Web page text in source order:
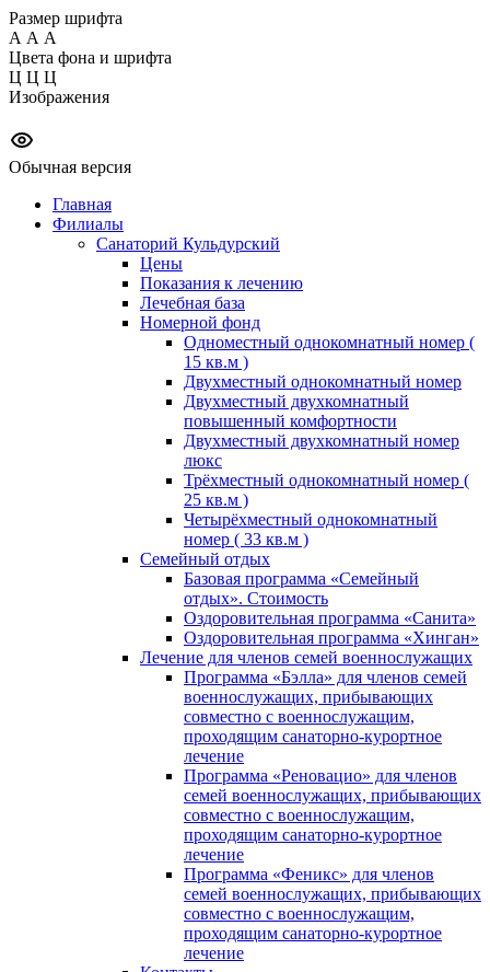
Размер шрифта
А А А
Цвета фона и шрифта
Ц Ц Ц
Изображения
Обычная версия
Главная
Филиалы
Санаторий Кульдурский
Цены
Показания к лечению
Лечебная база
Номерной фонд
Одноместный однокомнатный номер (
15 кв.м )
Двухместный однокомнатный номер
Двухместный двухкомнатный
повышенный комфортности
Двухместный двухкомнатный номер
люкс
Трёхместный однокомнатный номер (
25 кв.м )
Четырёхместный однокомнатный
номер ( 33 кв.м )
Семейный отдых
Базовая программа «Семейный
отдых». Стоимость
Оздоровительная программа «Санита»
Оздоровительная программа «Хинган»
Лечение для членов семей военнослужащих
Программа «Бэлла» для членов семей
военнослужащих, прибывающих
совместно с военнослужащим,
проходящим санаторно-курортное
лечение
Программа «Реновацио» для членов
семей военнослужащих, прибывающих
совместно с военнослужащим,
проходящим санаторно-курортное
лечение
Программа «Феникс» для членов
семей военнослужащих, прибывающих
совместно с военнослужащим,
проходящим санаторно-курортное
лечение